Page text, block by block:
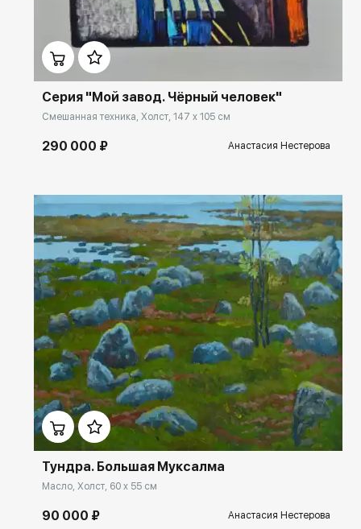
Домен: ekb.rakovgallery.ru
Серия "Мой завод. Чёрный человек"
Смешанная техника, Холст, 147 x 105 см
290 000 ₽ Анастасия Нестерова
Домен: ekb.rakovgallery.ru
Тундра. Большая Муксалма
Масло, Холст, 60 x 55 см
90 000 ₽ Анастасия Нестерова